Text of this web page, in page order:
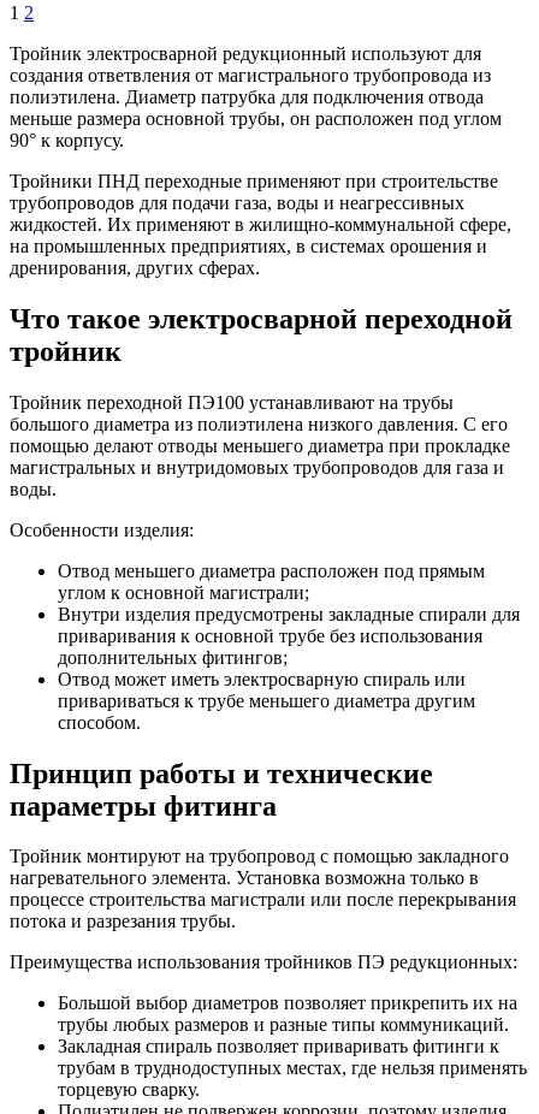
1 2
Тройник электросварной редукционный используют для
создания ответвления от магистрального трубопровода из
полиэтилена. Диаметр патрубка для подключения отвода
меньше размера основной трубы, он расположен под углом
90° к корпусу.
Тройники ПНД переходные применяют при строительстве
трубопроводов для подачи газа, воды и неагрессивных
жидкостей. Их применяют в жилищно-коммунальной сфере,
на промышленных предприятиях, в системах орошения и
дренирования, других сферах.
Что такое электросварной переходной
тройник
Тройник переходной ПЭ100 устанавливают на трубы
большого диаметра из полиэтилена низкого давления. С его
помощью делают отводы меньшего диаметра при прокладке
магистральных и внутридомовых трубопроводов для газа и
воды.
Особенности изделия:
Отвод меньшего диаметра расположен под прямым
углом к основной магистрали;
Внутри изделия предусмотрены закладные спирали для
приваривания к основной трубе без использования
дополнительных фитингов;
Отвод может иметь электросварную спираль или
привариваться к трубе меньшего диаметра другим
способом.
Принцип работы и технические
параметры фитинга
Тройник монтируют на трубопровод с помощью закладного
нагревательного элемента. Установка возможна только в
процессе строительства магистрали или после перекрывания
потока и разрезания трубы.
Преимущества использования тройников ПЭ редукционных:
Большой выбор диаметров позволяет прикрепить их на
трубы любых размеров и разные типы коммуникаций.
Закладная спираль позволяет приваривать фитинги к
трубам в труднодоступных местах, где нельзя применять
торцевую сварку.